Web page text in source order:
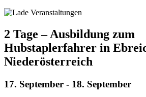
2 Tage – Ausbildung zum
Hubstaplerfahrer in
Niederösterreich
17. September - 18. September